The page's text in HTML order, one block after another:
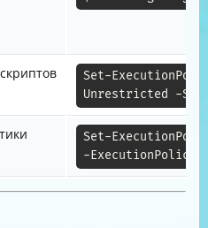
Set-
Unrestricted -
Set-
-ExecutionPolicy